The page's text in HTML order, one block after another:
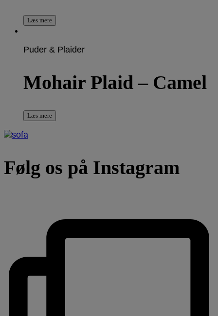
Læs mere
Puder & Plaider
Mohair Plaid – Camel
Læs mere
Følg os på Instagram